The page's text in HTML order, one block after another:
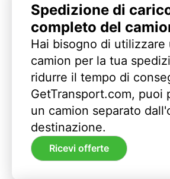
Spedizione di
completo del
Hai bisogno di utilizzare
camion per la tua
ridurre il tempo di
GetTransport.com, puoi
un camion separato
destinazione.
Ricevi offerte